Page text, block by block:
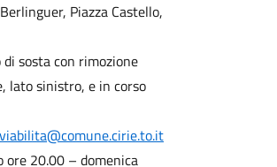
Piazza Castello,
sosta con rimozione
lato sinistro, e in corso
viabilita@comune.cirie.to.it
20.00 – domenica